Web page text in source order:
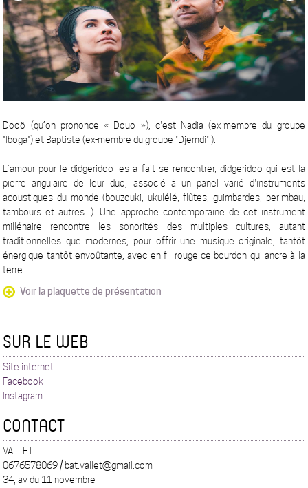
Dooö (qu’on prononce « Douo »), c'est Nadia (ex-membre du groupe
"Iboga") et Baptiste (ex-membre du groupe "Djemdi" ).
L’amour pour le didgeridoo les a fait se rencontrer, didgeridoo qui est la
pierre angulaire de leur duo, associé à un panel varié d'instruments
acoustiques du monde (bouzouki, ukulélé, flûtes, guimbardes, berimbau,
tambours et autres...). Une approche contemporaine de cet instrument
millénaire rencontre les sonorités des multiples cultures, autant
traditionnelles que modernes, pour offrir une musique originale, tantôt
énergique tantôt envoûtante, avec en fil rouge ce bourdon qui ancre à la
terre.
Voir la plaquette de présentation
SUR LE WEB
Site internet
Facebook
Instagram
CONTACT
VALLET
0676578069 / bat.vallet@gmail.com
34, av du 11 novembre